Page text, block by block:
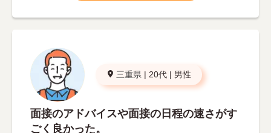
三重県 | 20代 | 男性
面接のアドバイスや面接の日程の速さがす
ごく良かった。